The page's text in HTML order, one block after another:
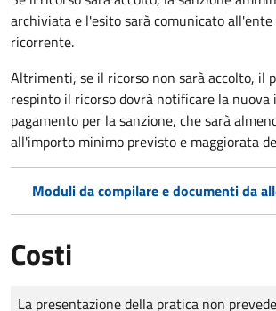
archiviata e l'esito sarà comunicato
ricorrente.
Altrimenti, se il ricorso non sarà accolto, il
respinto il ricorso dovrà notificare la nuova
pagamento per la sanzione, che sarà
all'importo minimo previsto e maggiorata
Moduli da compilare e documenti da
Costi
Tipo di pagamento
Importo
La presentazione della pratica non